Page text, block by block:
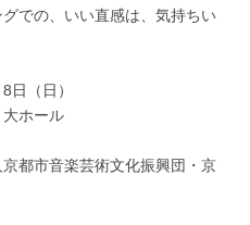
での、いい直感は、気持ちい
日（日）
ホール
都市音楽芸術文化振興団・京